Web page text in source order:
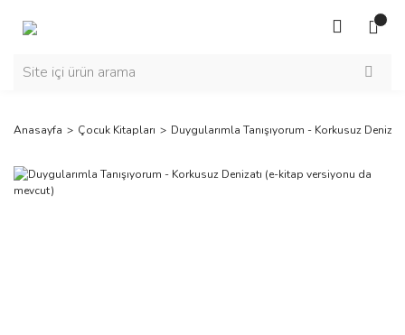
Anasayfa Çocuk Kitapları Duygularımla Tanışıyorum - Korkusuz